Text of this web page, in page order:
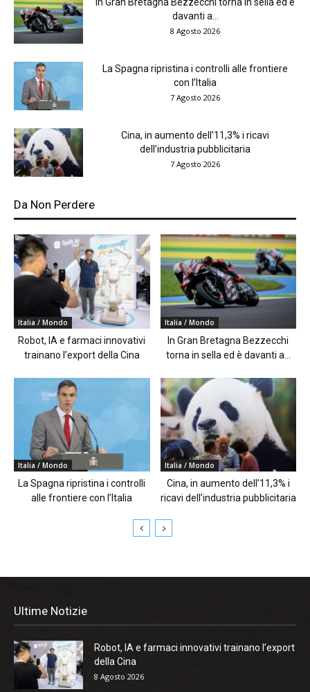
In Gran Bretagna Bezzecchi torna in sella ed è
davanti a...
8 Agosto 2026
La Spagna ripristina i controlli alle frontiere
con l’Italia
7 Agosto 2026
Cina, in aumento dell’11,3% i ricavi
dell’industria pubblicitaria
7 Agosto 2026
Da Non Perdere
Italia / Mondo
Robot, IA e farmaci innovativi
trainano l’export della Cina
Italia / Mondo
In Gran Bretagna Bezzecchi
torna in sella ed è davanti a...
Italia / Mondo
La Spagna ripristina i controlli
alle frontiere con l’Italia
Italia / Mondo
Cina, in aumento dell’11,3% i
ricavi dell’industria pubblicitaria
Ultime Notizie
Robot, IA e farmaci innovativi trainano l’export
della Cina
8 Agosto 2026